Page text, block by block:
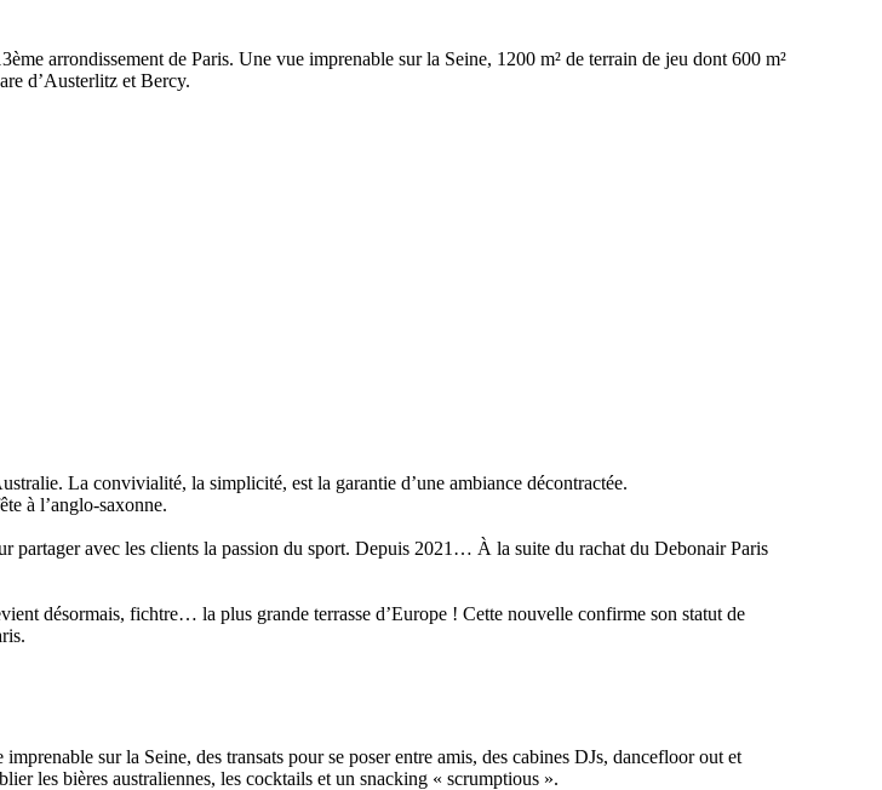
arrondissement de Paris. Une vue imprenable sur la Seine, 1200 m² de terrain de jeu dont 600 m²
d’Austerlitz et Bercy.
La convivialité, la simplicité, est la garantie d’une ambiance décontractée.
à l’anglo-saxonne.
avec les clients la passion du sport. Depuis 2021… À la suite du rachat du Debonair Paris
désormais, fichtre… la plus grande terrasse d’Europe ! Cette nouvelle confirme son statut de
sur la Seine, des transats pour se poser entre amis, des cabines DJs, dancefloor out et
les bières australiennes, les cocktails et un snacking « scrumptious ».